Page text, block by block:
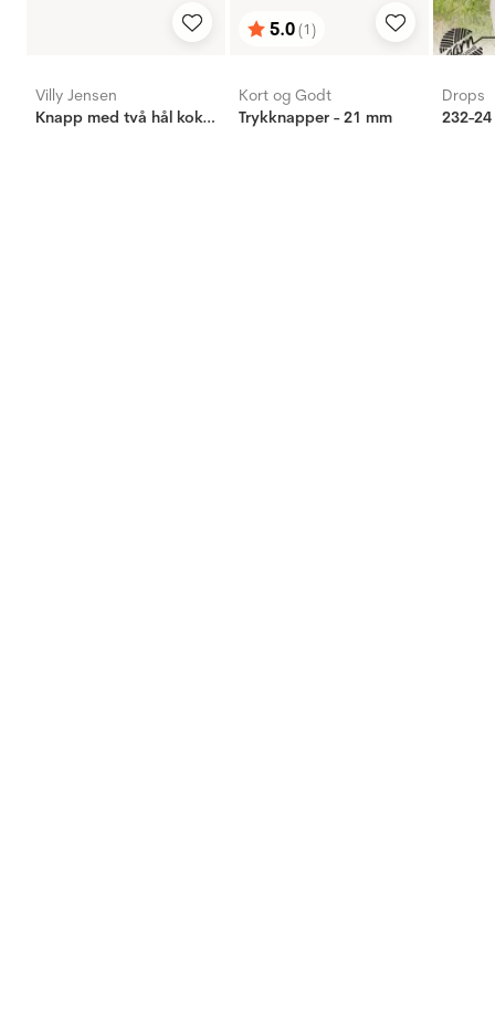
Villy Jensen
Knapp med två hål kokos ljus blå, 20mm
Betyg:
5.0(1)
utav 5 stjärnor
Kort og Godt
Trykknapper - 21 mm
Drops